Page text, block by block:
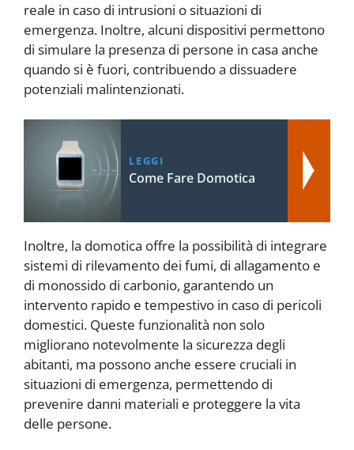
reale in caso di intrusioni o situazioni di
emergenza. Inoltre, alcuni dispositivi permettono
di simulare la presenza di persone in casa anche
quando si è fuori, contribuendo a dissuadere
potenziali malintenzionati.
LEGGI
Come Fare Domotica
Inoltre, la domotica offre la possibilità di integrare
sistemi di rilevamento dei fumi, di allagamento e
di monossido di carbonio, garantendo un
intervento rapido e tempestivo in caso di pericoli
domestici. Queste funzionalità non solo
migliorano notevolmente la sicurezza degli
abitanti, ma possono anche essere cruciali in
situazioni di emergenza, permettendo di
prevenire danni materiali e proteggere la vita
delle persone.